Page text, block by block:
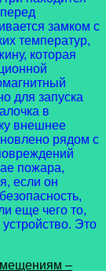
замком с
температур,
которая
для запуска
в
внешнее
рядом с
пожара,
если он
еще чего то,
Это
–